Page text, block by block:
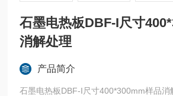
石墨电热板DBF-I尺寸
消解处理
产品简介
石墨电热板DBF-I尺寸400*300mm样品消